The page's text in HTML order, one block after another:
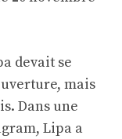
devait se
mais
Dans une
Lipa a